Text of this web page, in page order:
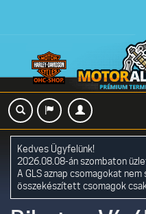
Kedves Ügyfelünk!
2026.08.08-án szombaton
A GLS aznap csomagokat
összekészített csomagok